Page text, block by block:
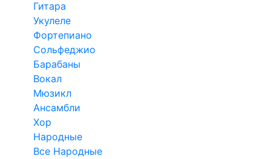
Гитара
Укулеле
Фортепиано
Сольфеджио
Барабаны
Вокал
Мюзикл
Ансамбли
Хор
Народные
Все Народные